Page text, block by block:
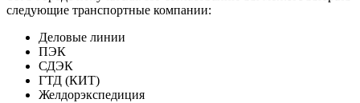
следующие транспортные компании:
Деловые линии
ПЭК
СДЭК
ГТД (КИТ)
Желдорэкспедиция